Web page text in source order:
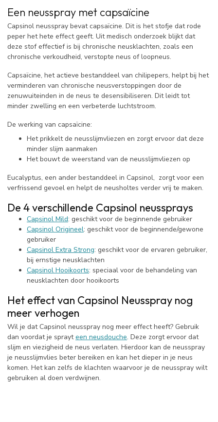
Een neusspray met capsaïcine
Capsinol neusspray bevat capsaïcine. Dit is het stofje dat rode
peper het hete effect geeft. Uit medisch onderzoek blijkt dat
deze stof effectief is bij chronische neusklachten, zoals een
chronische verkoudheid, verstopte neus of loopneus.
Capsaïcine, het actieve bestanddeel van chilipepers, helpt bij het
verminderen van chronische neusverstoppingen door de
zenuwuiteinden in de neus te desensibiliseren. Dit leidt tot
minder zwelling en een verbeterde luchtstroom.
De werking van capsaïcine:
Het prikkelt de neusslijmvliezen en zorgt ervoor dat deze
minder slijm aanmaken
Het bouwt de weerstand van de neusslijmvliezen op
Eucalyptus, een ander bestanddeel in Capsinol, zorgt voor een
verfrissend gevoel en helpt de neusholtes verder vrij te maken.
De 4 verschillende Capsinol neussprays
Capsinol Mild: geschikt voor de beginnende gebruiker
Capsinol Origineel: geschikt voor de beginnende/gewone
gebruiker
Capsinol Extra Strong: geschikt voor de ervaren gebruiker,
bij ernstige neusklachten
Capsinol Hooikoorts: speciaal voor de behandeling van
neusklachten door hooikoorts
Het effect van Capsinol Neusspray nog
meer verhogen
Wil je dat Capsinol neusspray nog meer effect heeft? Gebruik
dan voordat je sprayteen neusdouche. Deze zorgt ervoor dat
slijm en viezigheid de neus verlaten. Hierdoor kan de neusspray
je neusslijmvlies beter bereiken en kan het dieper in je neus
komen. Het kan zelfs de klachten waarvoor je de neusspray wilt
gebruiken al doen verdwijnen.